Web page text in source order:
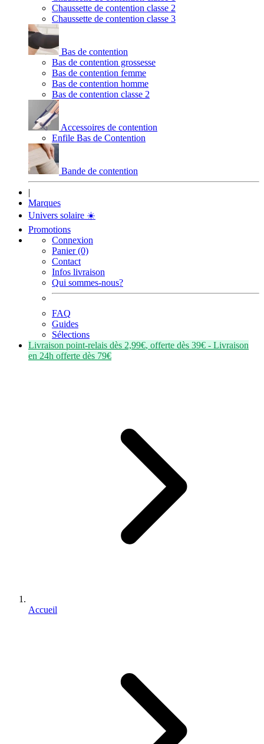
Chaussette de contention classe 2
Chaussette de contention classe 3
Bas de contention
Bas de contention grossesse
Bas de contention femme
Bas de contention homme
Bas de contention classe 2
Accessoires de contention
Enfile Bas de Contention
Bande de contention
|
Marques
Univers solaire ☀️
Promotions
Connexion
Panier (0)
Contact
Infos livraison
Qui sommes-nous?
FAQ
Guides
Sélections
Livraison point-relais dès 2,99€, offerte dès 39€ - Livraison
en 24h offerte dès 79€
Accueil